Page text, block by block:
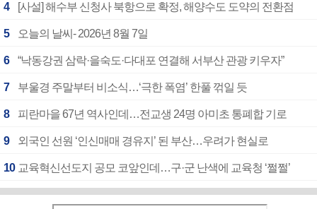
4 [사설] 해수부 신청사 북항으로 확정, 해양수도 도약의 전환점
5 오늘의 날씨- 2026년 8월 7일
6 “낙동강권 삼락·을숙도·다대포 연결해 서부산 관광 키우자”
7 부울경 주말부터 비소식…‘극한 폭염’ 한풀 꺾일 듯
8 피란마을 67년 역사인데…전교생 24명 아미초 통폐합 기로
9 외국인 선원 ‘인신매매 경유지’ 된 부산…우려가 현실로
10 교육혁신선도지 공모 코앞인데…구·군 난색에 교육청 ‘쩔쩔’